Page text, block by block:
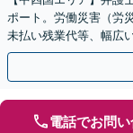
ポート。労働災害（労
未払い残業代等、幅広
なアドバイスに注力【
電話でお問